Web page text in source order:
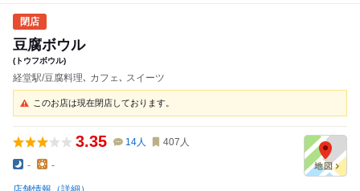
豆腐ボウル
(トウフボウル)
経堂駅/豆腐料理､ カフェ､ スイーツ
このお店は現在閉店しております。
3.35 14人 407 人
- -